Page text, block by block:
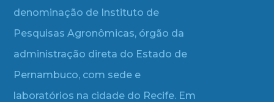
denominação de Instituto de
Pesquisas Agronômicas, órgão da
administração direta do Estado de
Pernambuco, com sede e
laboratórios na cidade do Recife. Em